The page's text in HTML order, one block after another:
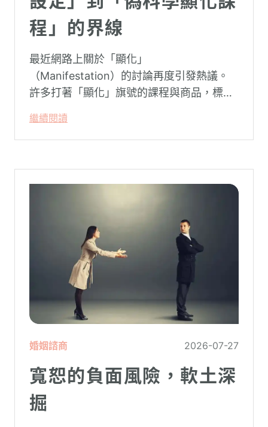
程」的界線
最近網路上關於「顯化」
（Manifestation）的討論再度引發熱議。
許多打著「顯化」旗號的課程與商品，標榜
能吸引財富、關係與健康。這類論述聽起來
療癒，卻經常缺乏實證基礎，甚至可能對正
繼續閱讀
婚姻諮商 2026-07-27
寬恕的負面風險，軟土深
掘